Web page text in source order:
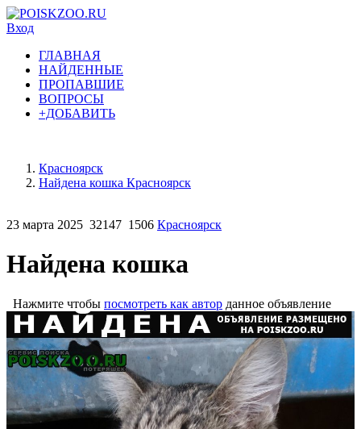
Вход
ГЛАВНАЯ
НАЙДЕННЫЕ
ПРОПАВШИЕ
ВОПРОСЫ
+ДОБАВИТЬ
Красноярск
Найдена кошка Красноярск
23 марта 2025 32147 1506 Красноярск
Найдена кошка
Нажмите чтобы посмотреть как автор данное объявление